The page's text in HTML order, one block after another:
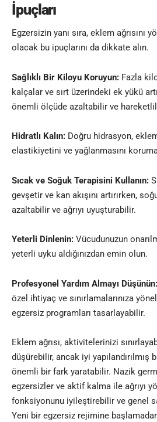
İpuçları
Egzersizin yanı sıra, eklem ağrısını
olacak bu ipuçlarını da dikkate alın.
Sağlıklı Bir Kiloyu Koruyun: Fazla
kalçalar ve sırt üzerindeki ek yükü
önemli ölçüde azaltabilir ve
Hidratlı Kalın: Doğru hidrasyon,
elastikiyetini ve yağlanmasını
Sıcak ve Soğuk Terapisini Kullanın:
gevşetir ve kan akışını artırırken,
azaltabilir ve ağrıyı uyuşturabilir.
Yeterli Dinlenin: Vücudunuzun
yeterli uyku aldığınızdan emin olun.
Profesyonel Yardım Almayı Düşünün:
özel ihtiyaç ve sınırlamalarınıza
egzersiz programları tasarlayabilir.
Eklem ağrısı, aktivitelerinizi
düşürebilir, ancak iyi yapılandırılmış
önemli bir fark yaratabilir. Nazik
egzersizler ve aktif kalma ile ağrıyı
fonksiyonunu iyileştirebilir ve genel
Yeni bir egzersiz rejimine